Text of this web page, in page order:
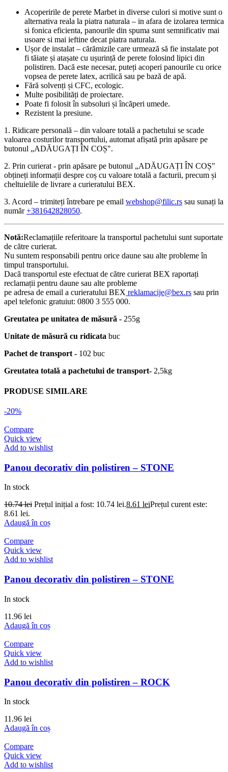
Acoperirile de perete Marbet in diverse culori si motive sunt o
alternativa reala la piatra naturala – in afara de izolarea termica
si fonica eficienta, panourile din spuma sunt semnificativ mai
usoare si mai ieftine decat piatra naturala.
Ușor de instalat – cărămizile care urmează să fie instalate pot
fi tăiate și atașate cu ușurință de perete folosind lipici din
polistiren. Dacă este necesar, puteți acoperi panourile cu orice
vopsea de perete latex, acrilică sau pe bază de apă.
Fără solvenți și CFC, ecologic.
Multe posibilități de proiectare.
Poate fi folosit în subsoluri și încăperi umede.
Rezistent la presiune.
1. Ridicare personală – din valoare totală a pachetului se scade
valoarea costurilor transportului, automat afișată prin apăsare pe
butonul „ADĂUGAȚI ÎN COȘ".
2. Prin curierat - prin apăsare pe butonul „ADĂUGAȚI ÎN COȘ"
obțineți informații despre coș cu valoare totală a facturii, precum și
cheltuielile de livrare a curieratului BEX.
3. Acord – trimiteți întrebare pe email webshop@filic.rs sau sunați la
număr+381642828050.
Notă:Reclamațiile referitoare la transportul pachetului sunt suportate
de către curierat.
Nu suntem responsabili pentru orice daune sau alte probleme în
timpul transportului.
Dacă transportul este efectuat de către curierat BEX raportați
reclamații pentru daune sau alte probleme
pe adresa de email a curieratului BEX reklamacije@bex.rs sau prin
apel telefonic gratuiut: 0800 3 555 000.
Greutatea pe unitatea de măsură - 255g
Unitate de măsură cu ridicata buc
Pachet de transport - 102 buc
Greutatea totală a pachetului de transport- 2,5kg
PRODUSE SIMILARE
-20%
Compare
Quick view
Add to wishlist
Panou decorativ din polistiren – STONE
In stock
10.74lei Prețul inițial a fost: 10.74 lei.8.61 leiPrețul curent este:
8.61 lei.
Adaugă în coș
Compare
Quick view
Add to wishlist
Panou decorativ din polistiren – STONE
In stock
11.96 lei
Adaugă în coș
Compare
Quick view
Add to wishlist
Panou decorativ din polistiren – ROCK
In stock
11.96 lei
Adaugă în coș
Compare
Quick view
Add to wishlist